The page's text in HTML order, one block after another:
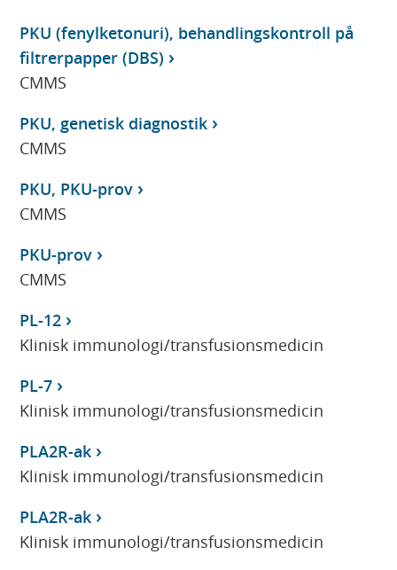
PKU (fenylketonuri), behandlingskontroll på
filtrerpapper (DBS)
CMMS
PKU, genetisk diagnostik
CMMS
PKU, PKU-prov
CMMS
PKU-prov
CMMS
PL-12
Klinisk immunologi/transfusionsmedicin
PL-7
Klinisk immunologi/transfusionsmedicin
PLA2R-ak
Klinisk immunologi/transfusionsmedicin
PLA2R-ak
Klinisk immunologi/transfusionsmedicin